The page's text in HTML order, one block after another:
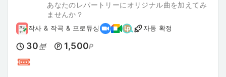
あなたのレパートリーにオリジナル曲を加えてみ
ませんか？
작사 & 작곡 & 프로듀싱 자동 확정
30분 1,500P